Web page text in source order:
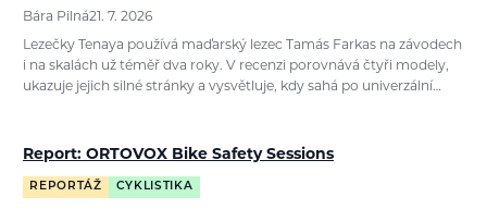
Bára Pilná21. 7. 2026
Lezečky Tenaya používá maďarský lezec Tamás Farkas na závodech
i na skalách už téměř dva roky. V recenzi porovnává čtyři modely,
ukazuje jejich silné stránky a vysvětluje, kdy sahá po univerzální…
Report: ORTOVOX Bike Safety Sessions
REPORTÁŽ CYKLISTIKA